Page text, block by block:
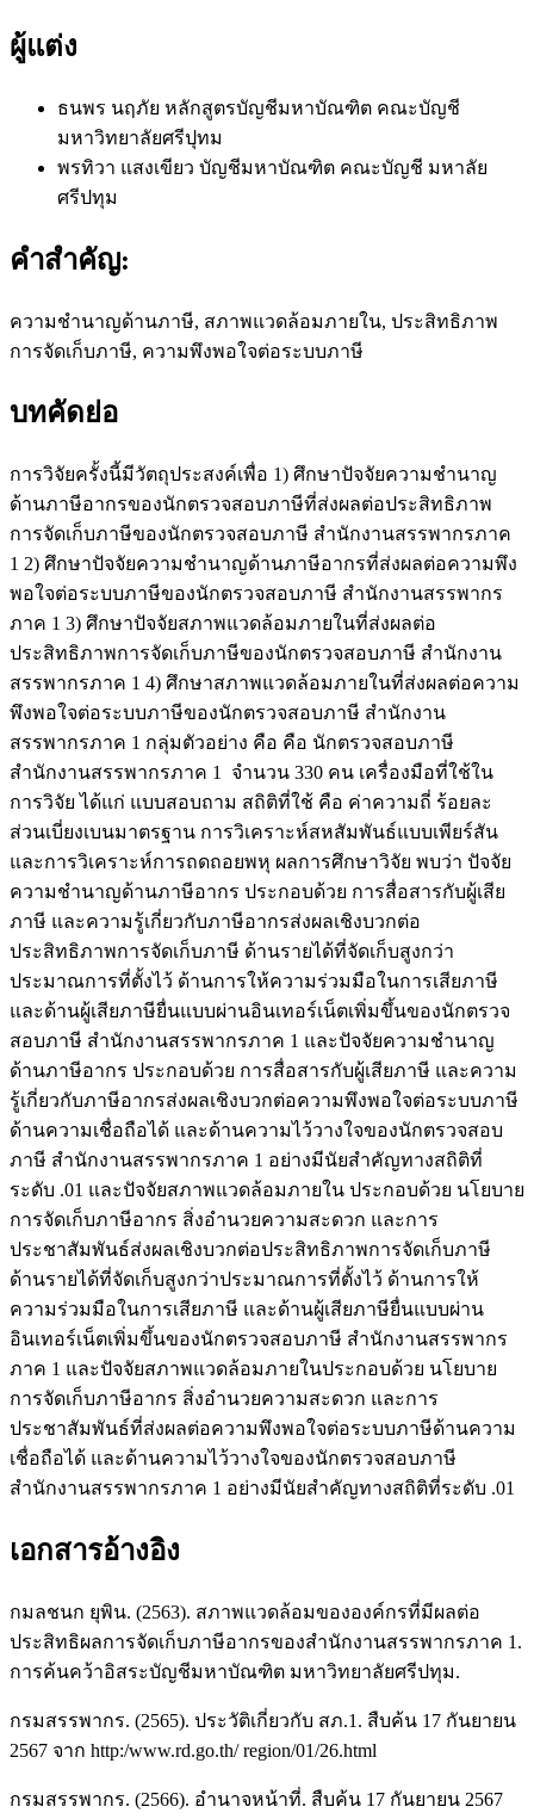
ผู้แต่ง
ธนพร นฤภัย หลักสูตรบัญชีมหาบัณฑิต คณะบัญชี
มหาวิทยาลัยศรีปุทม
พรทิวา แสงเขียว บัญชีมหาบัณฑิต คณะบัญชี มหาลัย
ศรีปทุม
คำสำคัญ:
ความชำนาญด้านภาษี, สภาพแวดล้อมภายใน, ประสิทธิภาพ
การจัดเก็บภาษี, ความพึงพอใจต่อระบบภาษี
บทคัดย่อ
การวิจัยครั้งนี้มีวัตถุประสงค์เพื่อ 1) ศึกษาปัจจัยความชำนาญ
ด้านภาษีอากรของนักตรวจสอบภาษีที่ส่งผลต่อประสิทธิภาพ
การจัดเก็บภาษีของนักตรวจสอบภาษี สำนักงานสรรพากรภาค
1 2) ศึกษาปัจจัยความชำนาญด้านภาษีอากรที่ส่งผลต่อความพึง
พอใจต่อระบบภาษีของนักตรวจสอบภาษี สำนักงานสรรพากร
ภาค 1 3) ศึกษาปัจจัยสภาพแวดล้อมภายในที่ส่งผลต่อ
ประสิทธิภาพการจัดเก็บภาษีของนักตรวจสอบภาษี สำนักงาน
สรรพากรภาค 1 4) ศึกษาสภาพแวดล้อมภายในที่ส่งผลต่อความ
พึงพอใจต่อระบบภาษีของนักตรวจสอบภาษี สำนักงาน
สรรพากรภาค 1 กลุ่มตัวอย่าง คือ คือ นักตรวจสอบภาษี
สำนักงานสรรพากรภาค 1 จำนวน 330 คน เครื่องมือที่ใช้ใน
การวิจัย ได้แก่ แบบสอบถาม สถิติที่ใช้ คือ ค่าความถี่ ร้อยละ
ส่วนเบี่ยงเบนมาตรฐาน การวิเคราะห์สหสัมพันธ์แบบเพียร์สัน
และการวิเคราะห์การถดถอยพหุ ผลการศึกษาวิจัย พบว่า ปัจจัย
ความชำนาญด้านภาษีอากร ประกอบด้วย การสื่อสารกับผู้เสีย
ภาษี และความรู้เกี่ยวกับภาษีอากรส่งผลเชิงบวกต่อ
ประสิทธิภาพการจัดเก็บภาษี ด้านรายได้ที่จัดเก็บสูงกว่า
ประมาณการที่ตั้งไว้ ด้านการให้ความร่วมมือในการเสียภาษี
และด้านผู้เสียภาษียื่นแบบผ่านอินเทอร์เน็ตเพิ่มขึ้นของนักตรวจ
สอบภาษี สำนักงานสรรพากรภาค 1 และปัจจัยความชำนาญ
ด้านภาษีอากร ประกอบด้วย การสื่อสารกับผู้เสียภาษี และความ
รู้เกี่ยวกับภาษีอากรส่งผลเชิงบวกต่อความพึงพอใจต่อระบบภาษี
ด้านความเชื่อถือได้ และด้านความไว้วางใจของนักตรวจสอบ
ภาษี สำนักงานสรรพากรภาค 1 อย่างมีนัยสำคัญทางสถิติที่
ระดับ .01 และปัจจัยสภาพแวดล้อมภายใน ประกอบด้วย นโยบาย
การจัดเก็บภาษีอากร สิ่งอำนวยความสะดวก และการ
ประชาสัมพันธ์ส่งผลเชิงบวกต่อประสิทธิภาพการจัดเก็บภาษี
ด้านรายได้ที่จัดเก็บสูงกว่าประมาณการที่ตั้งไว้ ด้านการให้
ความร่วมมือในการเสียภาษี และด้านผู้เสียภาษียื่นแบบผ่าน
อินเทอร์เน็ตเพิ่มขึ้นของนักตรวจสอบภาษี สำนักงานสรรพากร
ภาค 1 และปัจจัยสภาพแวดล้อมภายในประกอบด้วย นโยบาย
การจัดเก็บภาษีอากร สิ่งอำนวยความสะดวก และการ
ประชาสัมพันธ์ที่ส่งผลต่อความพึงพอใจต่อระบบภาษีด้านความ
เชื่อถือได้ และด้านความไว้วางใจของนักตรวจสอบภาษี
สำนักงานสรรพากรภาค 1 อย่างมีนัยสำคัญทางสถิติที่ระดับ .01
เอกสารอ้างอิง
กมลชนก ยุพิน. (2563). สภาพแวดล้อมขององค์กรที่มีผลต่อ
ประสิทธิผลการจัดเก็บภาษีอากรของสำนักงานสรรพากรภาค 1.
การค้นคว้าอิสระบัญชีมหาบัณฑิต มหาวิทยาลัยศรีปทุม.
กรมสรรพากร. (2565). ประวัติเกี่ยวกับ สภ.1. สืบค้น 17 กันยายน
2567 จาก http:/www.rd.go.th/ region/01/26.html
กรมสรรพากร. (2566). อำนาจหน้าที่. สืบค้น 17 กันยายน 2567